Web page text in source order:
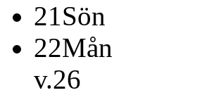
21Sön
22Mån
v.26